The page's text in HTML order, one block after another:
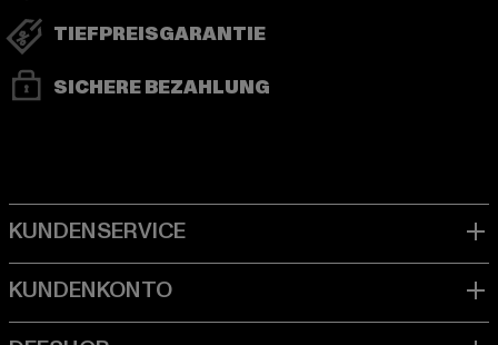
TIEFPREISGARANTIE
SICHERE BEZAHLUNG